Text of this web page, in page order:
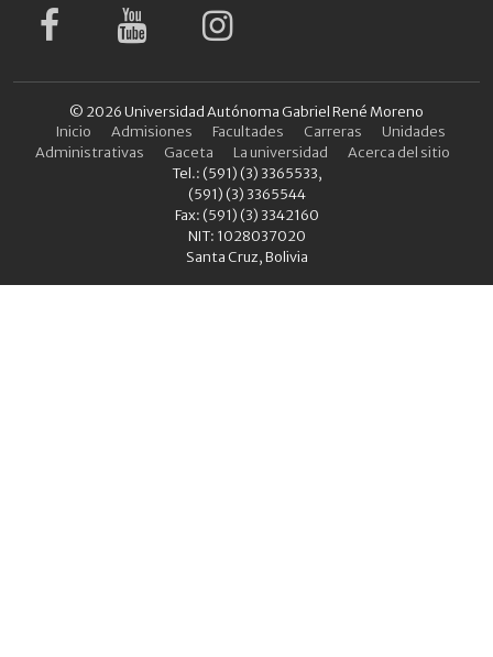
© 2026 Universidad Autónoma Gabriel René Moreno
Inicio
Admisiones Facultades Carreras
Unidades
Administrativas
Gaceta La universidad
Acerca del sitio
Tel.: (591) (3) 3365533,
(591) (3) 3365544
Fax: (591) (3) 3342160
NIT: 1028037020
Santa Cruz, Bolivia